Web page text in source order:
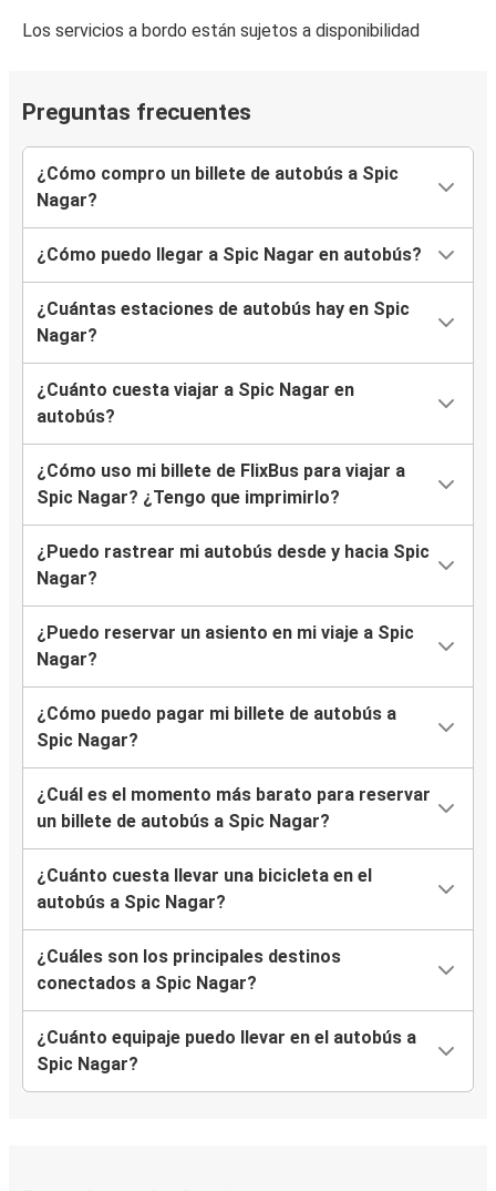
Los servicios a bordo están sujetos a disponibilidad
Preguntas frecuentes
¿Cómo compro un billete de autobús a Spic
Nagar?
¿Cómo puedo llegar a Spic Nagar en autobús?
¿Cuántas estaciones de autobús hay en Spic
Nagar?
¿Cuánto cuesta viajar a Spic Nagar en
autobús?
¿Cómo uso mi billete de FlixBus para viajar a
Spic Nagar? ¿Tengo que imprimirlo?
¿Puedo rastrear mi autobús desde y hacia Spic
Nagar?
¿Puedo reservar un asiento en mi viaje a Spic
Nagar?
¿Cómo puedo pagar mi billete de autobús a
Spic Nagar?
¿Cuál es el momento más barato para reservar
un billete de autobús a Spic Nagar?
¿Cuánto cuesta llevar una bicicleta en el
autobús a Spic Nagar?
¿Cuáles son los principales destinos
conectados a Spic Nagar?
¿Cuánto equipaje puedo llevar en el autobús a
Spic Nagar?